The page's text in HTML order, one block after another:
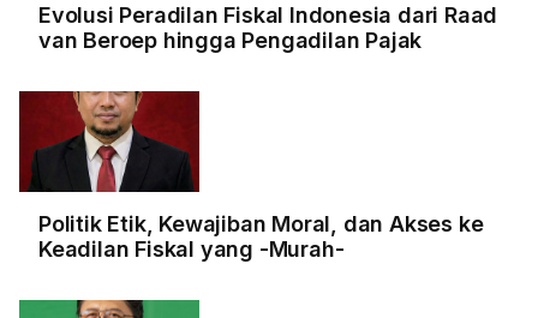
Evolusi Peradilan Fiskal Indonesia dari Raad
van Beroep hingga Pengadilan Pajak
Politik Etik, Kewajiban Moral, dan Akses ke
Keadilan Fiskal yang -Murah-